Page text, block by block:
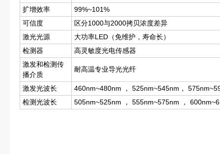
扩增效率
99%~101%
可信度
区分1000与2000拷贝浓度差异
激光光源
大功率LED（免维护，寿命长）
检测器
高灵敏度光电传感器
激发和检测传
播介质
耐高温专业导光光纤
激发光波长
460nm~480nm ， 525nm~545nm，
检测光波长
505nm~525nm ， 555nm~575nm ，